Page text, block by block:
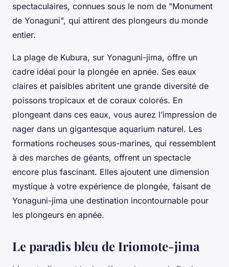
spectaculaires, connues sous le nom de "Monument
de Yonaguni", qui attirent des plongeurs du monde
entier.
La plage de Kubura, sur Yonaguni-jima, offre un
cadre idéal pour la plongée en apnée. Ses eaux
claires et paisibles abritent une grande diversité de
poissons tropicaux et de coraux colorés. En
plongeant dans ces eaux, vous aurez l’impression de
nager dans un gigantesque aquarium naturel. Les
formations rocheuses sous-marines, qui ressemblent
à des marches de géants, offrent un spectacle
encore plus fascinant. Elles ajoutent une dimension
mystique à votre expérience de plongée, faisant de
Yonaguni-jima une destination incontournable pour
les plongeurs en apnée.
Le paradis bleu de Iriomote-jima